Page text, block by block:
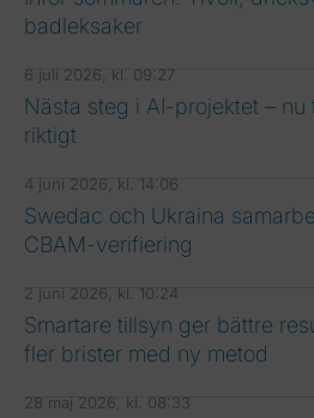
badleksaker
6 juli 2026, kl. 09:27
Nästa steg i AI-projektet – nu
riktigt
4 juni 2026, kl. 14:06
Swedac och Ukraina
CBAM-verifiering
2 juni 2026, kl. 10:24
Smartare tillsyn ger bättre
fler brister med ny metod
28 maj 2026, kl. 08:33